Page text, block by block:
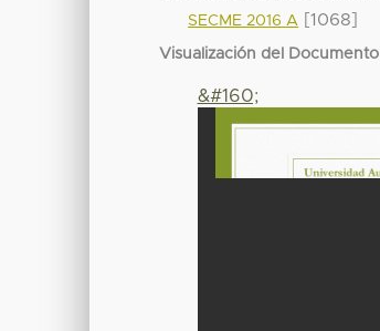
SECME 2016 A [1068]
Visualización del Documento
&#160;